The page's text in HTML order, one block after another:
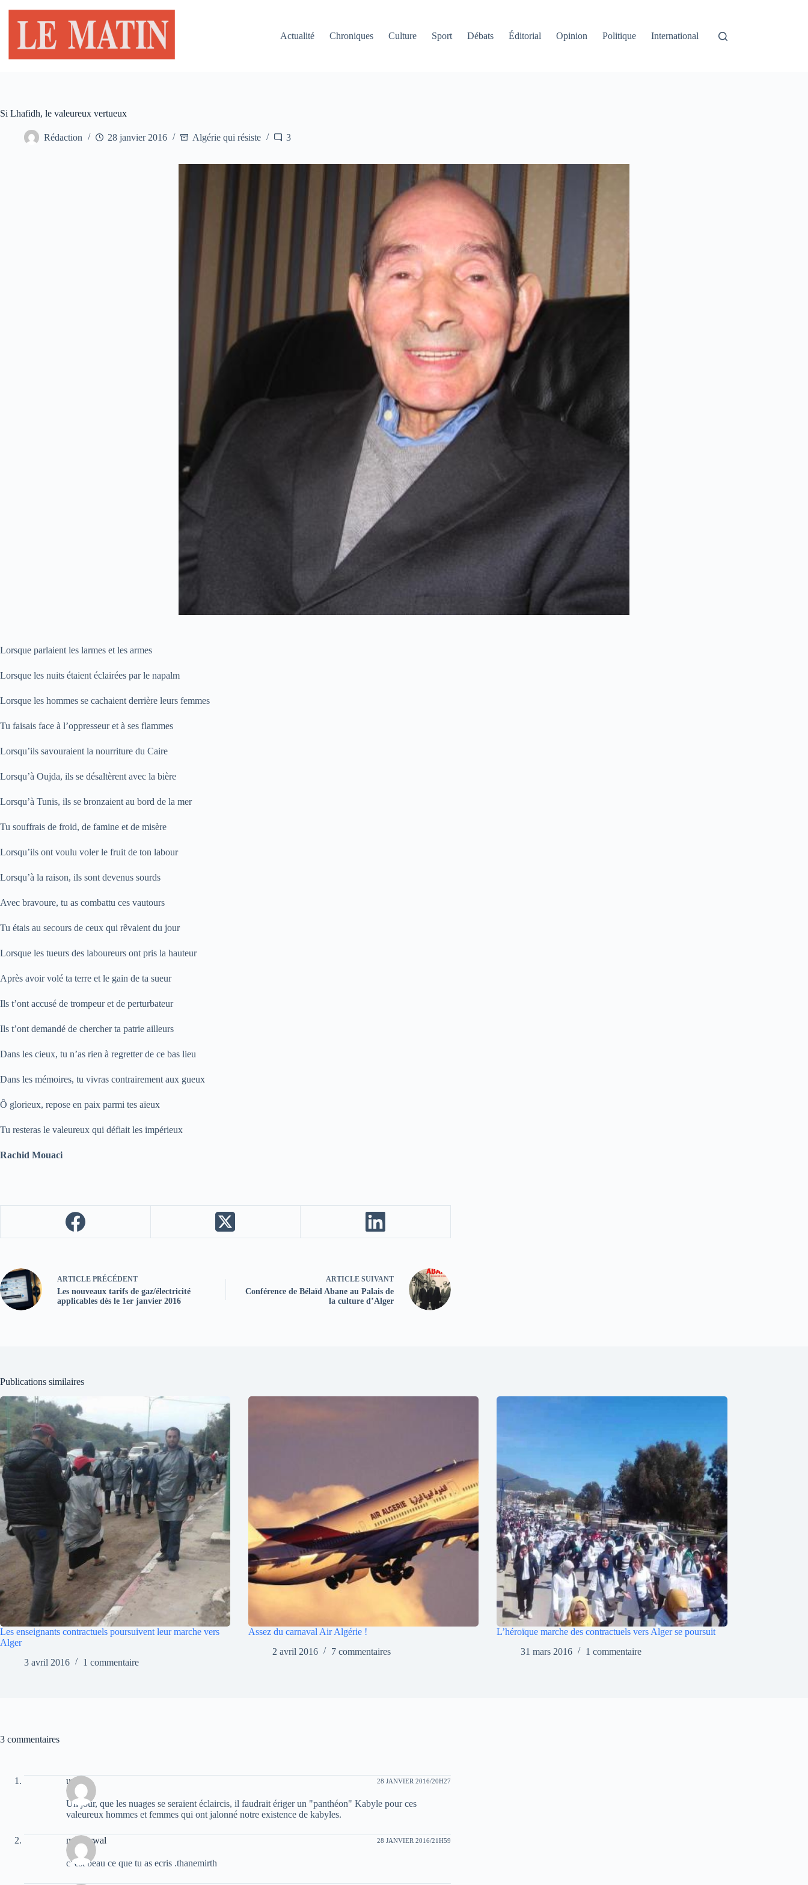
contenu
Actualité
Chroniques Culture Sport Débats Éditorial Opinion Politique International
Si Lhafidh, le valeureux vertueux
Rédaction 28 janvier 2016 Algérie qui résiste 3
Lorsque parlaient les larmes et les armes
Lorsque les nuits étaient éclairées par le napalm
Lorsque les hommes se cachaient derrière leurs femmes
Tu faisais face à l’oppresseur et à ses flammes
Lorsqu’ils savouraient la nourriture du Caire
Lorsqu’à Oujda, ils se désaltèrent avec la bière
Lorsqu’à Tunis, ils se bronzaient au bord de la mer
Tu souffrais de froid, de famine et de misère
Lorsqu’ils ont voulu voler le fruit de ton labour
Lorsqu’à la raison, ils sont devenus sourds
Avec bravoure, tu as combattu ces vautours
Tu étais au secours de ceux qui rêvaient du jour
Lorsque les tueurs des laboureurs ont pris la hauteur
Après avoir volé ta terre et le gain de ta sueur
Ils t’ont accusé de trompeur et de perturbateur
Ils t’ont demandé de chercher ta patrie ailleurs
Dans les cieux, tu n’as rien à regretter de ce bas lieu
Dans les mémoires, tu vivras contrairement aux gueux
Ô glorieux, repose en paix parmi tes aïeux
Tu resteras le valeureux qui défiait les impérieux
Rachid Mouaci
ARTICLE PRÉCÉDENT
Les nouveaux tarifs de gaz/électricité
applicables dès le 1er janvier 2016
ARTICLE SUIVANT
Conférence de Bélaïd Abane au Palais de
la culture d’Alger
Publications similaires
Les enseignants contractuels poursuivent leur marche vers
Alger
3 avril 2016
1 commentaire
Assez du carnaval Air Algérie !
2 avril 2016
7 commentaires
L’héroïque marche des contractuels vers Alger se poursuit
31 mars 2016
1 commentaire
3 commentaires
urfane 28 JANVIER 2016/20H27
Un jour, que les nuages se seraient éclaircis, il faudrait ériger un "panthéon" Kabyle pour ces
valeureux hommes et femmes qui ont jalonné notre existence de kabyles.
moh arwal 28 JANVIER 2016/21H59
c' est beau ce que tu as ecris .thanemirth